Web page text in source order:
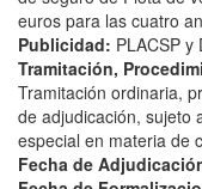
euros para las cuatro
Publicidad: PLACSP y
Tramitación,
Tramitación ordinaria,
de adjudicación, sujeto
especial en materia de
Fecha de